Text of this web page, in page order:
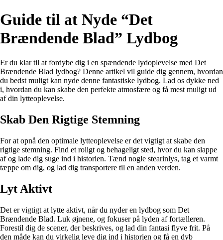
Guide til at Nyde “Det
Brændende Blad” Lydbog
Er du klar til at fordybe dig i en spændende lydoplevelse med Det
Brændende Blad lydbog? Denne artikel vil guide dig gennem, hvordan
du bedst muligt kan nyde denne fantastiske lydbog. Lad os dykke ned
i, hvordan du kan skabe den perfekte atmosfære og få mest muligt ud
af din lytteoplevelse.
Skab Den Rigtige Stemning
For at opnå den optimale lytteoplevelse er det vigtigt at skabe den
rigtige stemning. Find et roligt og behageligt sted, hvor du kan slappe
af og lade dig suge ind i historien. Tænd nogle stearinlys, tag et varmt
tæppe om dig, og lad dig transportere til en anden verden.
Lyt Aktivt
Det er vigtigt at lytte aktivt, når du nyder en lydbog som Det
Brændende Blad. Luk øjnene, og fokuser på lyden af fortælleren.
Forestil dig de scener, der beskrives, og lad din fantasi flyve frit. På
den måde kan du virkelig leve dig ind i historien og få en dyb